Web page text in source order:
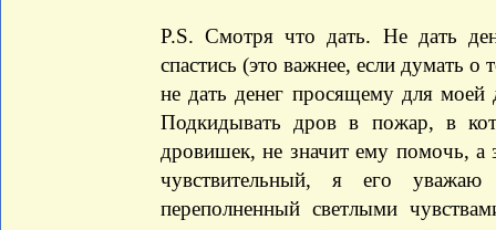
P.S. Смотря что дать. Не дать
спастись (это важнее, если думать
не дать денег просящему для
Подкидывать дров в пожар, в
дровишек, не значит ему помочь, а
чувствительный, я его
переполненный светлыми